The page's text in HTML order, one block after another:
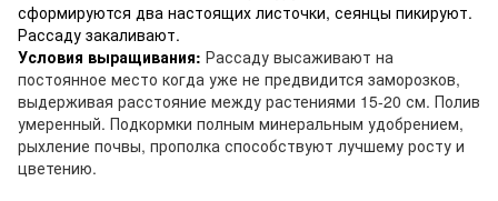
сформируются два настоящих листочки, сеянцы пикируют.
Рассаду закаливают.
Условия выращивания: Рассаду высаживают на
постоянное место когда уже не предвидится заморозков,
выдерживая расстояние между растениями 15-20 см. Полив
умеренный. Подкормки полным минеральным удобрением,
рыхление почвы, прополка способствуют лучшему росту и
цветению.